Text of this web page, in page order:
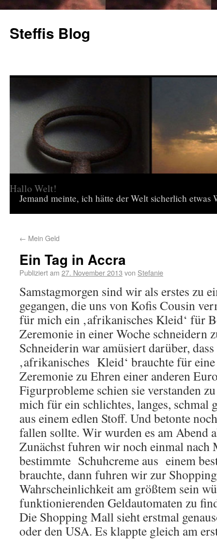
Steffis Blog
Hallo Welt!
Jemand meinte, ich hätte der Welt sicherlich
← Mein Geld
Ein Tag in Accra
Publiziert am 27. November 2013 von Stefanie
Samstagmorgen sind wir als erstes zu
gegangen, die uns von Kofis Cousin
für mich ein ‚afrikanisches Kleid‘ für
Zeremonie in einer Woche schneidern
Schneiderin war amüsiert darüber,
‚afrikanisches Kleid‘ brauchte für
Zeremonie zu Ehren einer anderen
Figurprobleme schien sie verstanden
mich für ein schlichtes, langes, schmal
aus einem edlen Stoff. Und betonte
fallen sollte. Wir wurden es am Abend
Zunächst fuhren wir noch einmal nach
bestimmte Schuhcreme aus einem
brauchte, dann fuhren wir zur
Wahrscheinlichkeit am größtem sein
funktionierenden Geldautomaten zu
Die Shopping Mall sieht erstmal
oder den USA. Es klappte gleich am